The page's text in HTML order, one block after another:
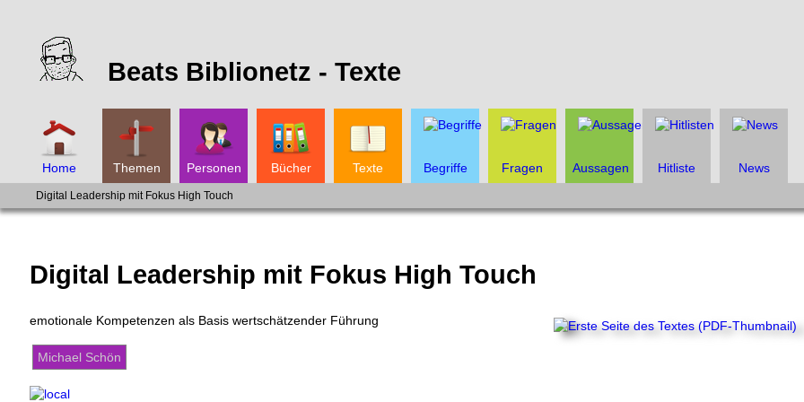
Beats Biblionetz - Texte
Home Themen Personen Bücher Texte Begriffe Fragen Aussagen Hitliste News
Digital Leadership mit Fokus High Touch
Digital Leadership mit Fokus High Touch
emotionale Kompetenzen als Basis wertschätzender Führung
Michael Schön